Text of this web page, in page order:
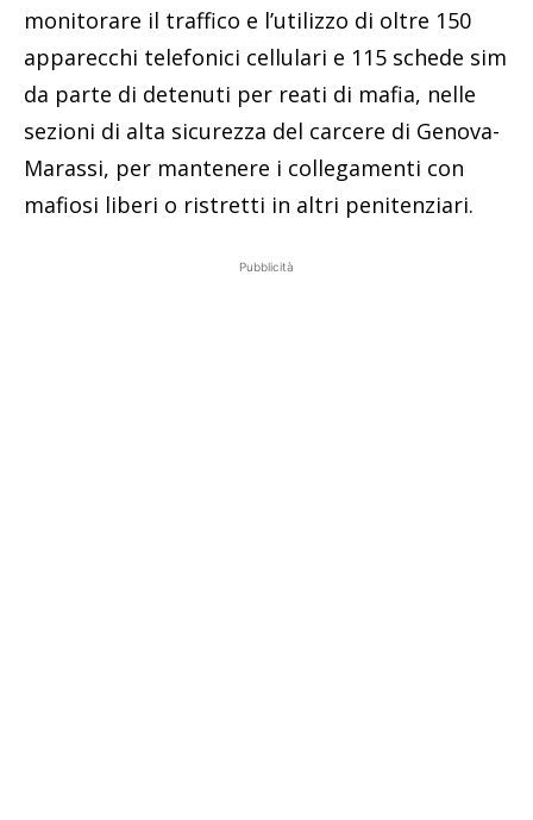
monitorare il traffico e l’utilizzo di oltre 150
apparecchi telefonici cellulari e 115 schede sim
da parte di detenuti per reati di mafia, nelle
sezioni di alta sicurezza del carcere di Genova-
Marassi, per mantenere i collegamenti con
mafiosi liberi o ristretti in altri penitenziari.
Pubblicità